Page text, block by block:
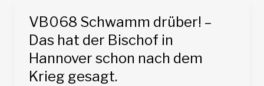
VB068 Schwamm drüber! –
Das hat der Bischof in
Hannover schon nach dem
Krieg gesagt.